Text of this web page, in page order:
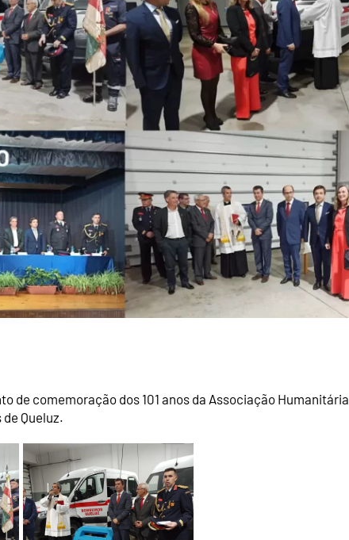
de comemoração dos 101 anos da Associação Humanitária
Queluz.